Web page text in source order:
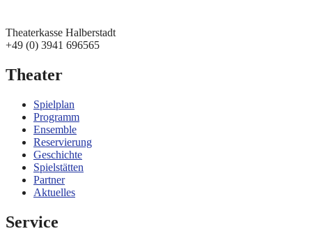
Theaterkasse Halberstadt
+49 (0) 3941 696565
Theater
Spielplan
Programm
Ensemble
Reservierung
Geschichte
Spielstätten
Partner
Aktuelles
Service